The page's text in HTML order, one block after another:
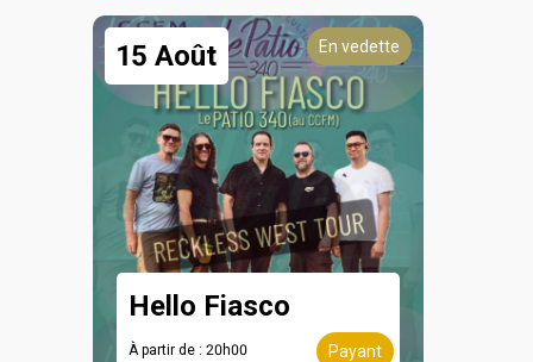
15 Août En vedette
Hello Fiasco
À partir de : 20h00 Payant